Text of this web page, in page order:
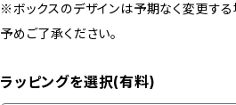
※ボックスのデザインは予期なく変更する
予めご了承ください。
ラッピングを選択(有料)